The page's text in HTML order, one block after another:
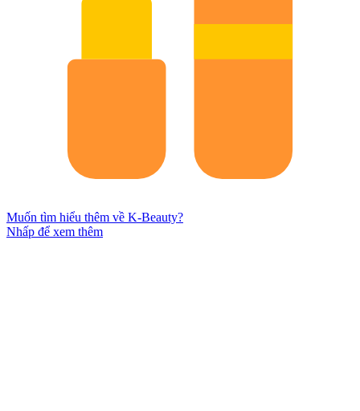
Muốn tìm hiểu thêm về K-Beauty?
Nhấp để xem thêm